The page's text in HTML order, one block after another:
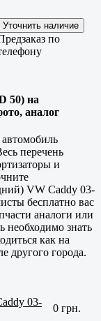
по
50) на
аналог
перечень
и
VW Caddy 03-
бесплатно вас
аналоги или
необходимо знать
как на
другого города.
03-
0 грн.